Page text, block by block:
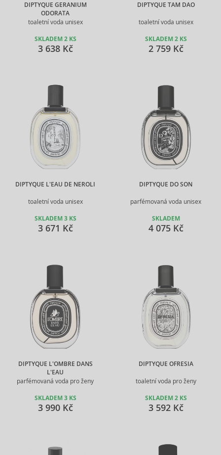
DIPTYQUE GERANIUM
ODORATA
toaletní voda unisex
SKLADEM 2 KS
3 638 Kč
DIPTYQUE TAM DAO
toaletní voda unisex
SKLADEM 2 KS
2 759 Kč
DIPTYQUE L'EAU DE NEROLI
toaletní voda unisex
SKLADEM 3 KS
3 671 Kč
DIPTYQUE DO SON
parfémovaná voda unisex
SKLADEM
4 075 Kč
DIPTYQUE L'OMBRE DANS
L'EAU
parfémovaná voda pro ženy
SKLADEM 3 KS
3 990 Kč
DIPTYQUE OFRESIA
toaletní voda pro ženy
SKLADEM 2 KS
3 592 Kč